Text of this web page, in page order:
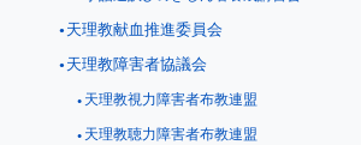
天理教献血推進委員会
天理教障害者協議会
天理教視力障害者布教連盟
天理教聴力障害者布教連盟